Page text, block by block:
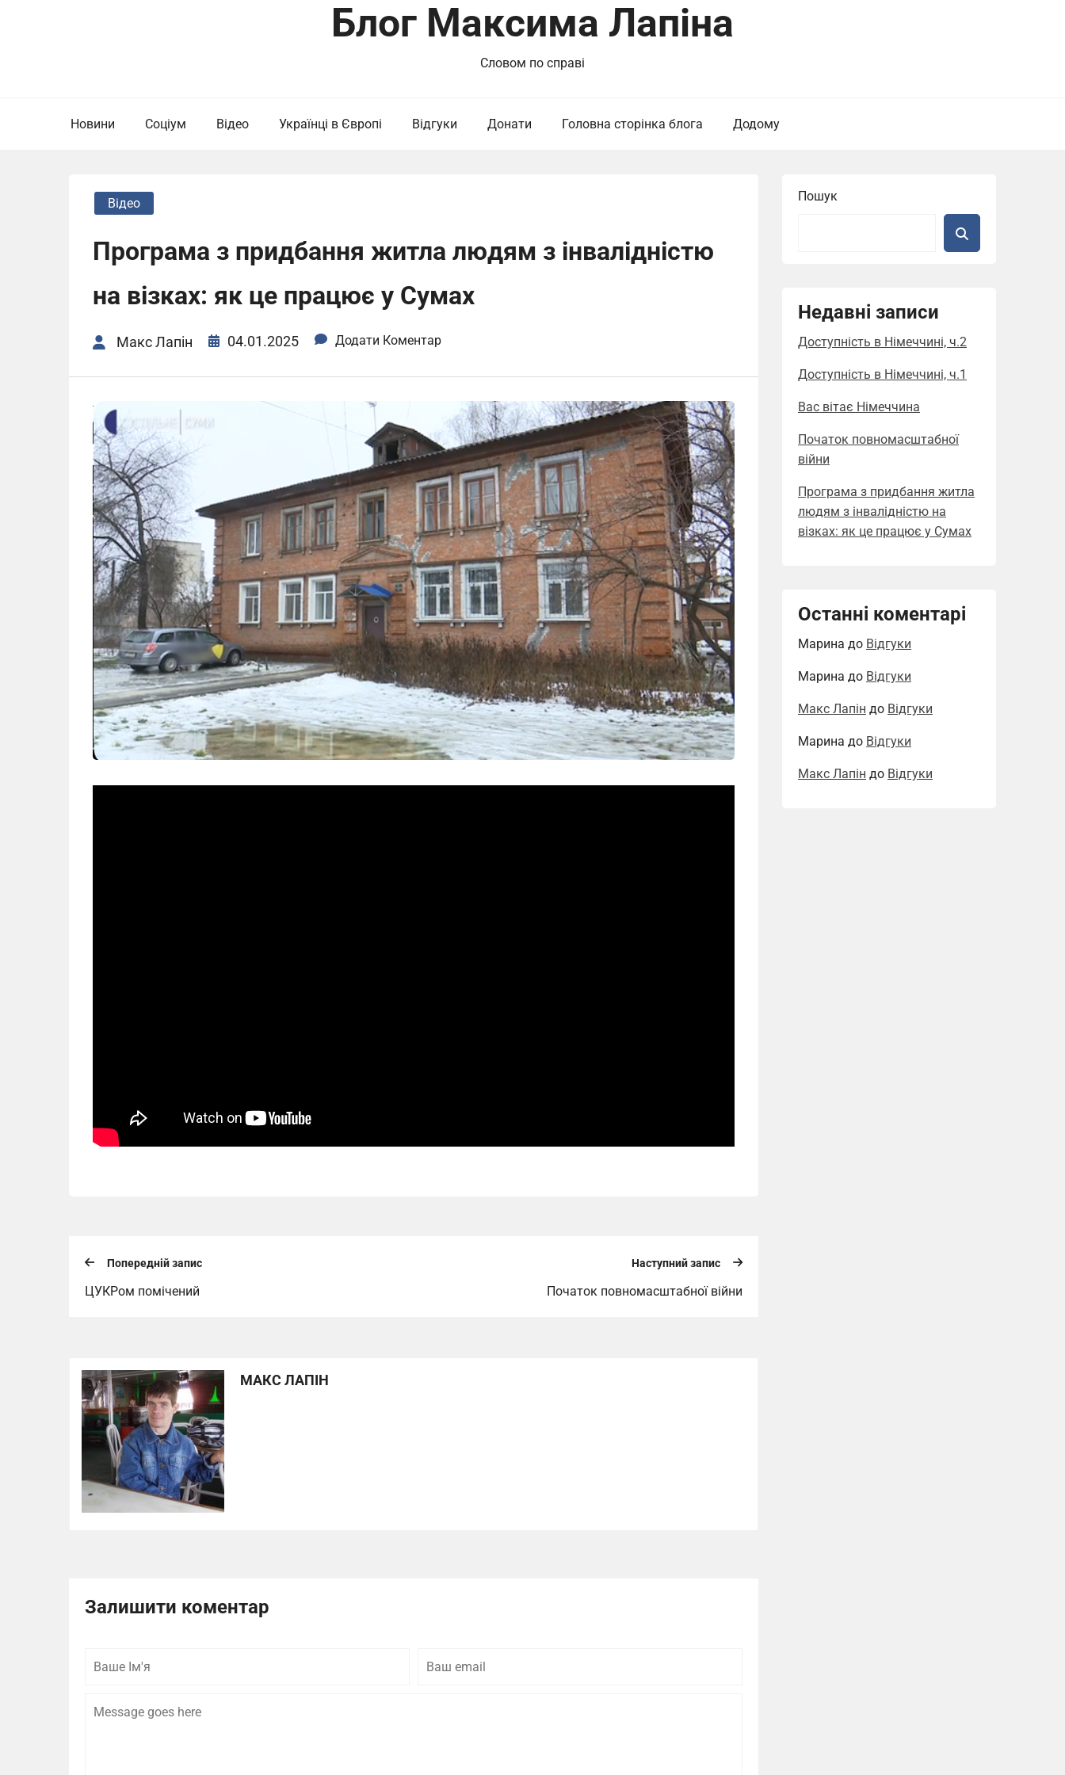
Блог Максима Лапіна
Словом по справі
Новини Соціум Відео Українці в Європі Відгуки Донати Головна сторінка блога Додому
Відео
Програма з придбання житла людям з інвалідністю
на візках: як це працює у Сумах
Макс Лапін 04.01.2025 Додати Коментар
Попередній запис
ЦУКРом помічений
Наступний запис
Початок повномасштабної війни
МАКС ЛАПІН
Залишити коментар
Пошук
Недавні записи
Доступність в Німеччині, ч.2
Доступність в Німеччині, ч.1
Вас вітає Німеччина
Початок повномасштабної
війни
Програма з придбання житла
людям з інвалідністю на
візках: як це працює у Сумах
Останні коментарі
Марина до Відгуки
Марина до Відгуки
Макс Лапін до Відгуки
Марина до Відгуки
Макс Лапін до Відгуки